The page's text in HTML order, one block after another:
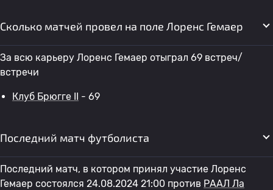
Сколько матчей провел на поле Лоренс Гемаер
За всю карьеру Лоренс Гемаер отыграл 69 встреч/
встречи
Клуб Брюгге II - 69
Последний матч футболиста
Последний матч, в котором принял участие Лоренс
Гемаер состоялся 24.08.2024 21:00 против РААЛ Ла